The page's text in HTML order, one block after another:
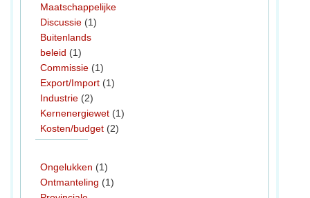
Maatschappelijke
Discussie (1)
Buitenlands
beleid (1)
Commissie (1)
Export/Import (1)
Industrie (2)
Kernenergiewet (1)
Kosten/budget (2)
Ongelukken (1)
Ontmanteling (1)